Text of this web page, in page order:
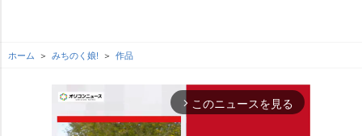
ホーム みちのく娘! 作品
arrow_forward_ios このニュースを見る